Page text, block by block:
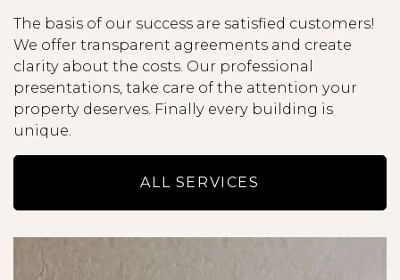
wel de gevolgen daarvan.
- Alle opgegeven maten en oppervlakten zijn
indicatief en hieraan kunnen geen rechten
worden ontleend.
- Lees de brochure zorgvuldig door, met name
ook de uitsplitsing van de huur en de totale huur
gescreend uit op onder andere
The basis of our success are satisfied customers!
We offer transparent agreements and create
clarity about the costs. Our professional
presentations, take care of the attention your
property deserves. Finally every building is
unique.
ALL SERVICES